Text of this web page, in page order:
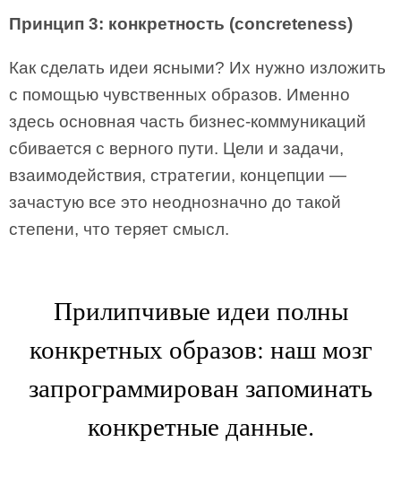
Принцип 3: конкретность (concreteness)
Как сделать идеи ясными? Их нужно изложить
с помощью чувственных образов. Именно
здесь основная часть бизнес-коммуникаций
сбивается с верного пути. Цели и задачи,
взаимодействия, стратегии, концепции —
зачастую все это неоднозначно до такой
степени, что теряет смысл.
Прилипчивые идеи полны
конкретных образов: наш мозг
запрограммирован запоминать
конкретные данные.